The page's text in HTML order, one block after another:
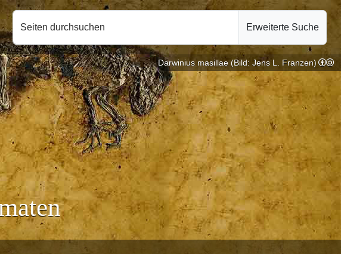
Seiten durchsuchen Erweiterte Suche
Ethologie | Primatologie |
Darwinius masillae (Bild: Jens L. Franzen)